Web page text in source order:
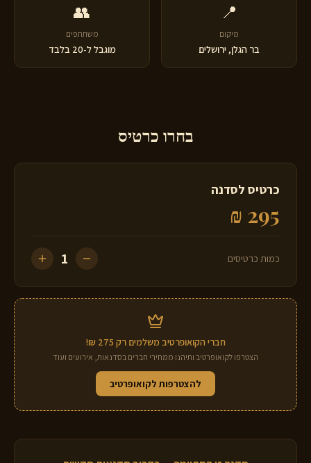
📍
מיקום
בר הגלן, ירושלים
👥
משתתפים
מוגבל ל-20 בלבד
בחרו כרטיס
כרטיס לסדנה
295
₪
כמות כרטיסים 1
חברי הקואופרטיב משלמים רק 275
₪!
הצטרפו לקואופרטיב ותיהנו ממחירי חברים בסדנאות, אירועים ועוד
להצטרפות לקואופרטיב